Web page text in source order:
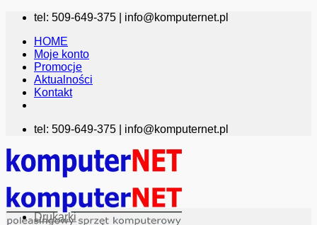
Przewiń
zawartości
tel: 509-649-375 | info@komputernet.pl
HOME
Moje konto
Promocje
Aktualności
Kontakt
tel: 509-649-375 | info@komputernet.pl
Drukarki